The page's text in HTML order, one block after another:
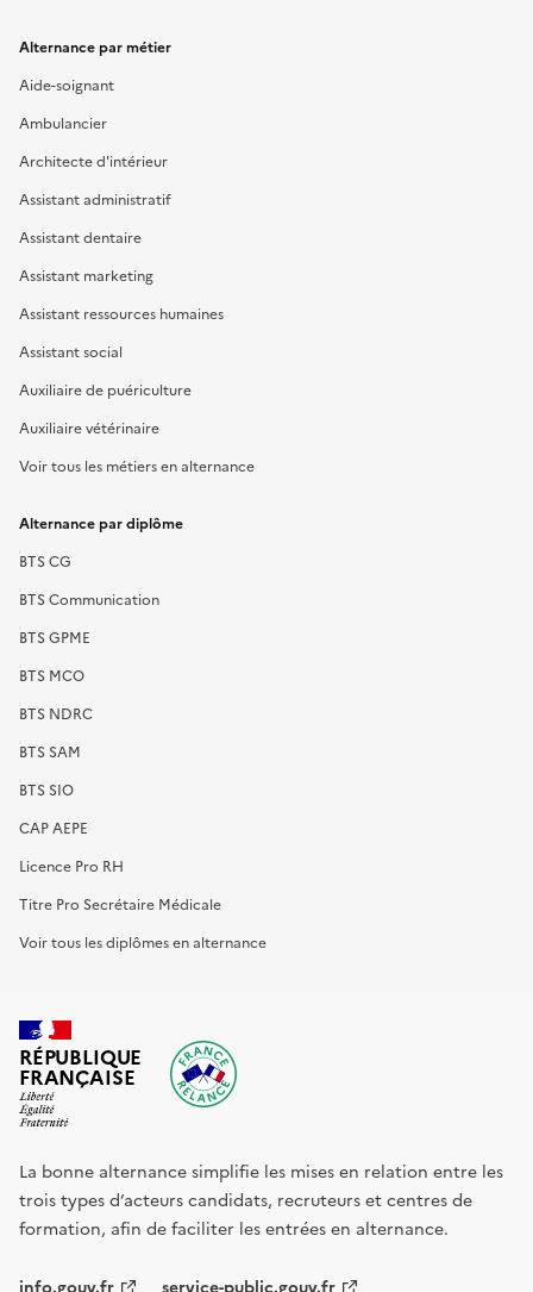
Alternance par métier
Aide-soignant
Ambulancier
Architecte d'intérieur
Assistant administratif
Assistant dentaire
Assistant marketing
Assistant ressources humaines
Assistant social
Auxiliaire de puériculture
Auxiliaire vétérinaire
Voir tous les métiers en alternance
Alternance par diplôme
BTS CG
BTS Communication
BTS GPME
BTS MCO
BTS NDRC
BTS SAM
BTS SIO
CAP AEPE
Licence Pro RH
Titre Pro Secrétaire Médicale
Voir tous les diplômes en alternance
RÉPUBLIQUE
FRANÇAISE
La bonne alternance simplifie les mises en relation entre les
trois types d’acteurs candidats, recruteurs et centres de
formation, afin de faciliter les entrées en alternance.
info.gouv.fr service-public.gouv.fr